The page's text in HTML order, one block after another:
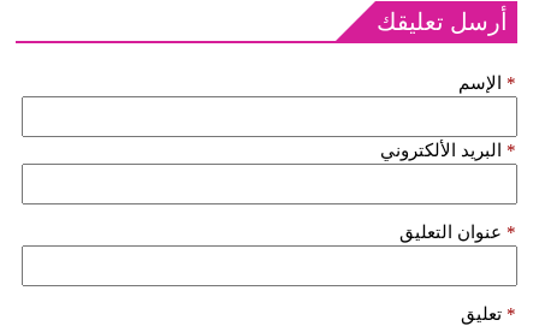
أرسل تعليقك
الإسم *
البريد الألكتروني *
عنوان التعليق *
تعليق *